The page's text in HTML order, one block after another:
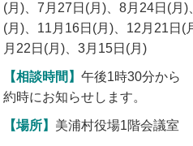
(月)、7月27日(月)、8月24日(月)
(月)、11月16日(月)、12月21日(
月22日(月)、3月15日(月)
【相談時間】午後1時30分から
約時にお知らせします。
【場所】 美浦村役場1階会議室